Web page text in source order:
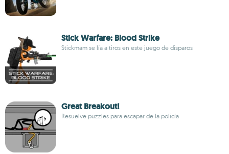
Stick Warfare: Blood Strike
Stickmam se lía a tiros en este juego de disparos
Great Breakout!
Resuelve puzzles para escapar de la policía